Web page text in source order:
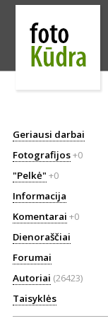
Geriausi darbai
Fotografijos+0
"Pelkė" +0
Informacija
Komentarai +0
Dienoraščiai
Forumai
Autoriai (26423)
Taisyklės